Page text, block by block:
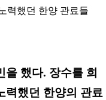
력했던 한양 관료들
을 했다. 장수를 희
력했던 한양의 관료